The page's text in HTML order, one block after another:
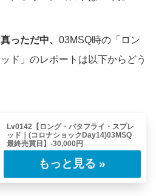
っただ中、 03MSQ時の「ロン
ド」のレポートは以下からどう
Lv0142【ロング・バタフライ・スプレ
ッド｜(コロナショックDay14)03MSQ
最終売買日】-30,000円
くでもない)なので適当に扱っていただければ